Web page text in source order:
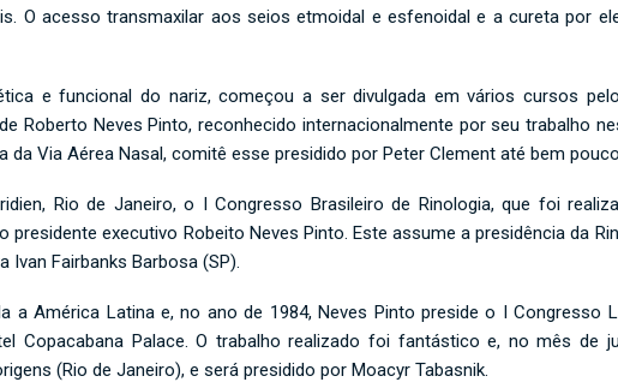
O acesso transmaxilar aos seios etmoidal e esfenoidal e a cureta por
e funcional do nariz, começou a ser divulgada em vários cursos
Roberto Neves Pinto, reconhecido internacionalmente por seu trabalho
da Via Aérea Nasal, comitê esse presidido por Peter Clement até bem
Rio de Janeiro, o I Congresso Brasileiro de Rinologia, que foi
presidente executivo Robeito Neves Pinto. Este assume a presidência da
Ivan Fairbanks Barbosa (SP).
a América Latina e, no ano de 1984, Neves Pinto preside o I Congresso
Copacabana Palace. O trabalho realizado foi fantástico e, no mês de
(Rio de Janeiro), e será presidido por Moacyr Tabasnik.